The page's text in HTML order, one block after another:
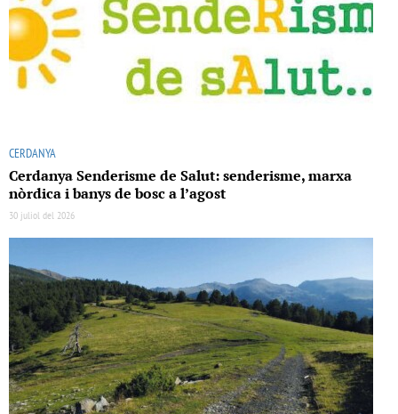
CERDANYA
Cerdanya Senderisme de Salut: senderisme, marxa
nòrdica i banys de bosc a l’agost
30 juliol del 2026